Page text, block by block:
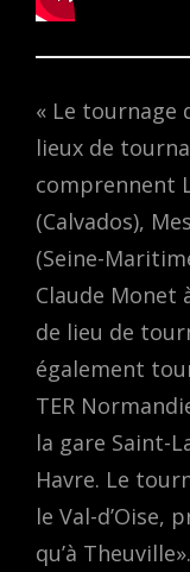
« Le tournage
lieux de
comprennent
(Calvados),
(Seine-
Claude Monet
de lieu de
également
TER
la gare Saint-
Havre. Le
le Val-d’Oise,
qu’à